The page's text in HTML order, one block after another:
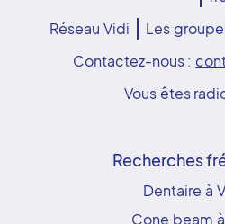
Réseau Vidi
Les
Contactez-nous :
Vous êtes
Recherches
Dentaire à
Cone beam